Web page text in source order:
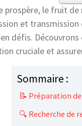
prospère, le fruit
et
défis.
cruciale et
Sommaire :
📝 Préparation
🔍 Recherche de